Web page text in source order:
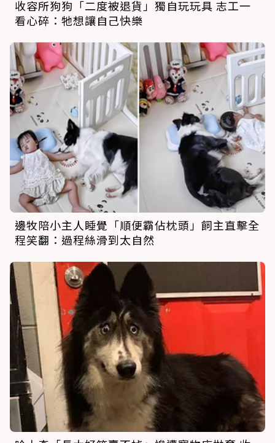
收容所狗狗「二度被退貨」獨自玩玩具 志工一
看心碎：牠想讓自己快樂
邊牧陪小主人睡覺「順便霸佔枕頭」飼主直擊全
程笑翻：過程絲滑到太自然